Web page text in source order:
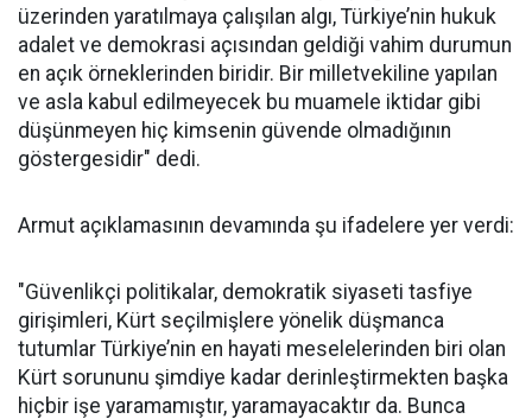
üzerinden yaratılmaya çalışılan algı, Türkiye’nin hukuk
adalet ve demokrasi açısından geldiği vahim durumun
en açık örneklerinden biridir. Bir milletvekiline yapılan
ve asla kabul edilmeyecek bu muamele iktidar gibi
düşünmeyen hiç kimsenin güvende olmadığının
göstergesidir" dedi.
Armut açıklamasının devamında şu ifadelere yer verdi:
"Güvenlikçi politikalar, demokratik siyaseti tasfiye
girişimleri, Kürt seçilmişlere yönelik düşmanca
tutumlar Türkiye’nin en hayati meselelerinden biri olan
Kürt sorununu şimdiye kadar derinleştirmekten başka
hiçbir işe yaramamıştır, yaramayacaktır da. Bunca